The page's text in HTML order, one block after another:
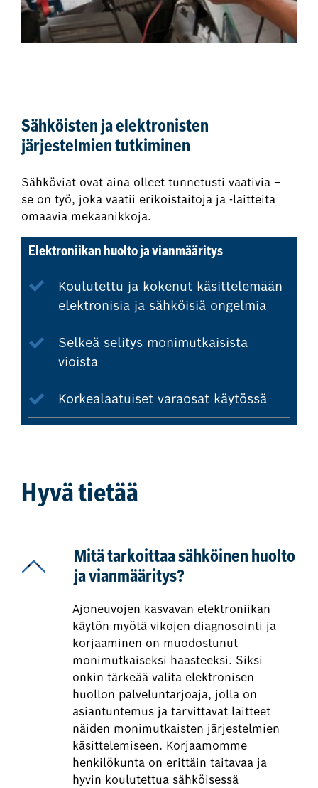
Sähköisten ja elektronisten
järjestelmien tutkiminen
Sähköviat ovat aina olleet tunnetusti vaativia –
se on työ, joka vaatii erikoistaitoja ja -laitteita
omaavia mekaanikkoja.
Elektroniikan huolto ja vianmääritys
Koulutettu ja kokenut käsittelemään
elektronisia ja sähköisiä ongelmia
Selkeä selitys monimutkaisista
vioista
Korkealaatuiset varaosat käytössä
Hyvä tietää
Mitä tarkoittaa sähköinen huolto
ja vianmääritys?
Ajoneuvojen kasvavan elektroniikan
käytön myötä vikojen diagnosointi ja
korjaaminen on muodostunut
monimutkaiseksi haasteeksi. Siksi
onkin tärkeää valita elektronisen
huollon palveluntarjoaja, jolla on
asiantuntemus ja tarvittavat laitteet
näiden monimutkaisten järjestelmien
käsittelemiseen. Korjaamomme
henkilökunta on erittäin taitavaa ja
hyvin koulutettua sähköisessä